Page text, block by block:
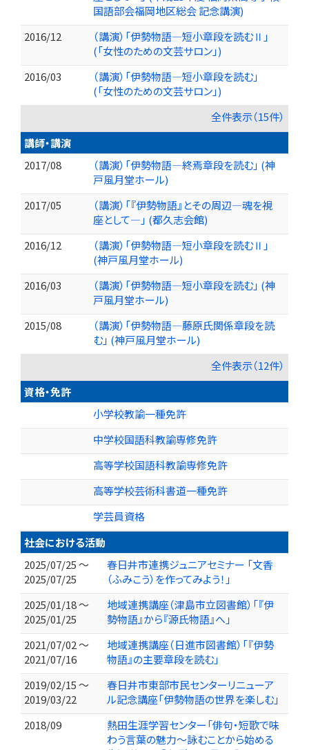
国語部会福岡地区総会 記念講演)
2016/12
（講演）「伊勢物語―短小章段を読むⅡ」
(「女性のための文芸サロン」)
2016/03
（講演）「伊勢物語―短小章段を読む」
(「女性のための文芸サロン」)
全件表示（15件）
講師・講演
2017/08
（講演）「伊勢物語―終焉章段を読む」 (神
戸風月堂ホール)
2017/05
（講演）「『伊勢物語』とその周辺―魂を視
座として―」 (都久志会館)
2016/12
（講演）「伊勢物語―短小章段を読むⅡ」
(神戸風月堂ホール)
2016/03
（講演）「伊勢物語―短小章段を読む」 (神
戸風月堂ホール)
2015/08
（講演）「伊勢物語―藤原氏関係章段を読
む」 (神戸風月堂ホール)
全件表示（12件）
資格・免許
小学校教諭一種免許
中学校国語科教諭専修免許
高等学校国語科教諭専修免許
高等学校芸術科書道一種免許
学芸員資格
社会における活動
2025/07/25 ～
2025/07/25
春日井市連携ジュニアセミナー 「文香
（ふみこう）を作ってみよう！」
2025/01/18 ～
2025/01/25
地域連携講座（津島市立図書館）「『伊
勢物語』から『源氏物語』へ」
2021/07/02 ～
2021/07/16
地域連携講座（日進市図書館）「『伊勢
物語』の主要章段を読む」
2019/02/15 ～
2019/03/22
春日井市東部市民センターリニューア
ル記念講座「伊勢物語の世界を楽しむ」
2018/09
熱田生涯学習センター「俳句・短歌で味
わう言葉の魅力～詠むことから始める